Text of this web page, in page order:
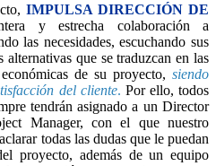
IMPULSA DIRECCIÓN DE
y estrecha colaboración a
las necesidades, escuchando sus
alternativas que se traduzcan en las
de su proyecto, siendo
del cliente. Por ello, todos
tendrán asignado a un Director
Manager, con el que nuestro
todas las dudas que le puedan
proyecto, además de un equipo